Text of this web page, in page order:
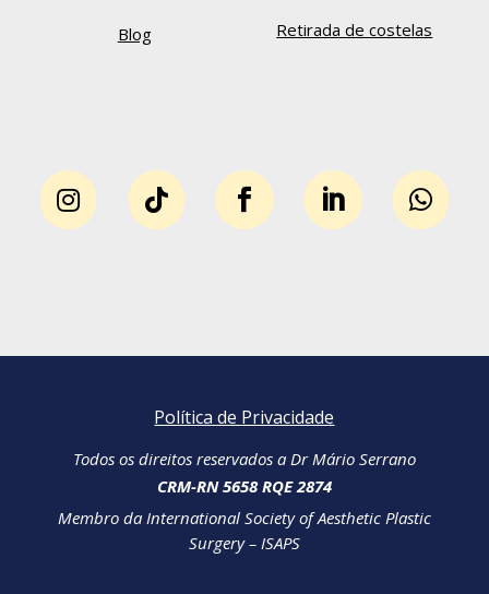
Blog Retirada de costelas
    
Política de Privacidade
Todos os direitos reservados a Dr Mário Serrano
CRM-RN 5658 RQE 2874
Membro da International Society of Aesthetic Plastic
Surgery – ISAPS